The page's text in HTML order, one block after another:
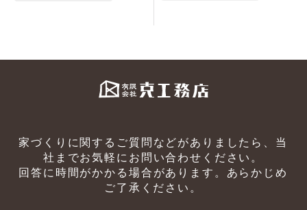
家づくりに関するご質問などがありましたら、当
社までお気軽にお問い合わせください。
回答に時間がかかる場合があります。あらかじめ
ご了承ください。